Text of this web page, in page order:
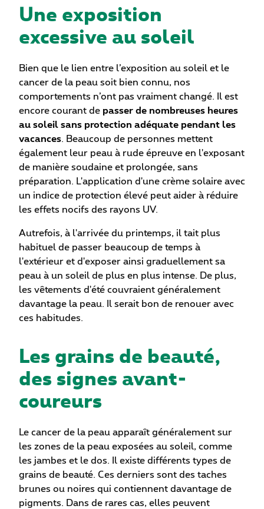
Une exposition
excessive au soleil
Bien que le lien entre l’exposition au soleil et le
cancer de la peau soit bien connu, nos
comportements n’ont pas vraiment changé. Il est
encore courant de passer de nombreuses heures
au soleil sans protection adéquate pendant les
vacances. Beaucoup de personnes mettent
également leur peau à rude épreuve en l'exposant
de manière soudaine et prolongée, sans
préparation. L'application d'une crème solaire avec
un indice de protection élevé peut aider à réduire
les effets nocifs des rayons UV.
Autrefois, à l'arrivée du printemps, il tait plus
habituel de passer beaucoup de temps à
l'extérieur et d'exposer ainsi graduellement sa
peau à un soleil de plus en plus intense. De plus,
les vêtements d'été couvraient généralement
davantage la peau. Il serait bon de renouer avec
ces habitudes.
Les grains de beauté,
des signes avant-
coureurs
Le cancer de la peau apparaît généralement sur
les zones de la peau exposées au soleil, comme
les jambes et le dos. Il existe différents types de
grains de beauté. Ces derniers sont des taches
brunes ou noires qui contiennent davantage de
pigments. Dans de rares cas, elles peuvent